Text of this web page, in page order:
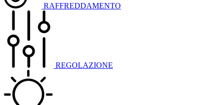
RAFFREDDAMENTO
REGOLAZIONE